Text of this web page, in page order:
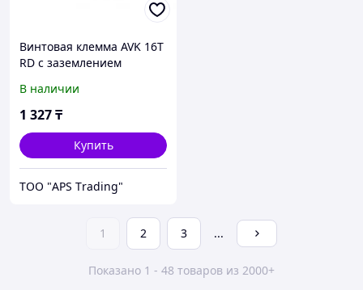
Винтовая клемма AVK 16T
RD с заземлением
В наличии
1 327₸
Купить
ТОО "APS Тrading"
1 2 3 ...
Показано 1 - 48 товаров из 2000+